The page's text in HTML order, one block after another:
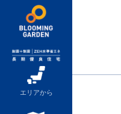
エリアから